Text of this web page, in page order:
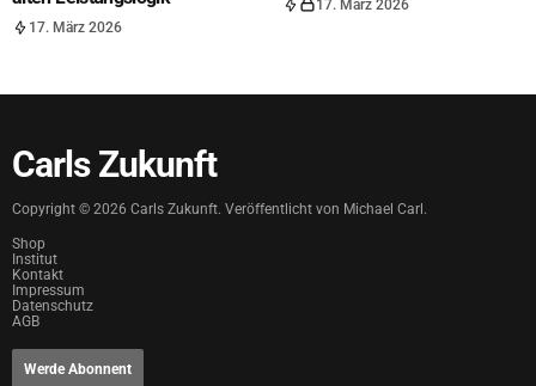
17. März 2026
17. März 2026
Carls Zukunft
Copyright © 2026 Carls Zukunft. Veröffentlicht von Michael Carl.
Shop
Institut
Kontakt
Impressum
Datenschutz
AGB
Werde Abonnent